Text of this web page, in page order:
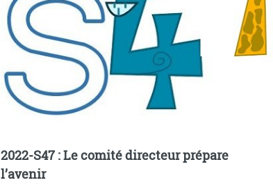
2022-S47 : Le comité directeur prépare
l’avenir